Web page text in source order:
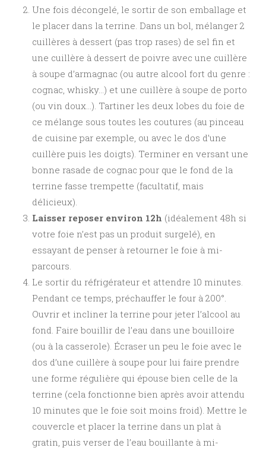
Une fois décongelé, le sortir de son emballage et
le placer dans la terrine. Dans un bol, mélanger 2
cuillères à dessert (pas trop rases) de sel fin et
une cuillère à dessert de poivre avec une cuillère
à soupe d’armagnac (ou autre alcool fort du genre :
cognac, whisky…) et une cuillère à soupe de porto
(ou vin doux…). Tartiner les deux lobes du foie de
ce mélange sous toutes les coutures (au pinceau
de cuisine par exemple, ou avec le dos d’une
cuillère puis les doigts). Terminer en versant une
bonne rasade de cognac pour que le fond de la
terrine fasse trempette (facultatif, mais
délicieux).
Laisser reposer environ 12h (idéalement 48h si
votre foie n’est pas un produit surgelé), en
essayant de penser à retourner le foie à mi-
parcours.
Le sortir du réfrigérateur et attendre 10 minutes.
Pendant ce temps, préchauffer le four à 200°.
Ouvrir et incliner la terrine pour jeter l’alcool au
fond. Faire bouillir de l’eau dans une bouilloire
(ou à la casserole). Écraser un peu le foie avec le
dos d’une cuillère à soupe pour lui faire prendre
une forme régulière qui épouse bien celle de la
terrine (cela fonctionne bien après avoir attendu
10 minutes que le foie soit moins froid). Mettre le
couvercle et placer la terrine dans un plat à
gratin, puis verser de l’eau bouillante à mi-